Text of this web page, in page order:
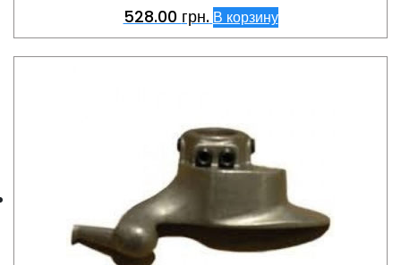
528.00 грн. В корзину